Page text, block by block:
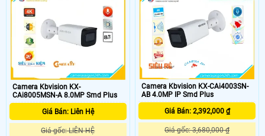
120dB và tầm xa hồng ngoại 40m
giúp giám sát hiệu quả cả ngày lẫn
đêm. Camera còn tích hợp mic, khe
cắm thẻ nhớ 256GB và chức năng
phát hiện thông minh, giúp phân
biệt chính xác giữa người và xe.
hồng ngoại 30m mang lại hình ảnh
sáng đẹp ban đêm
Camera Kbvision KX-
CAi8005MSN-A 8.0MP Smd Plus
Giá Bán: Liên Hệ
Giá gốc: LIÊN HỆ
Camera Kbvision KX-CAi4003SN-
AB 4.0MP IP Smd Plus
Giá Bán: 2,392,000 ₫
Giá gốc: 3,680,000 ₫